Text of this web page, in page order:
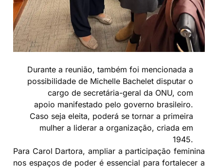
Durante a reunião, também foi mencionada a
possibilidade de Michelle Bachelet disputar o
cargo de secretária-geral da ONU, com
apoio manifestado pelo governo brasileiro.
Caso seja eleita, poderá se tornar a primeira
mulher a liderar a organização, criada em
1945.
Para Carol Dartora, ampliar a participação feminina
nos espaços de poder é essencial para fortalecer a